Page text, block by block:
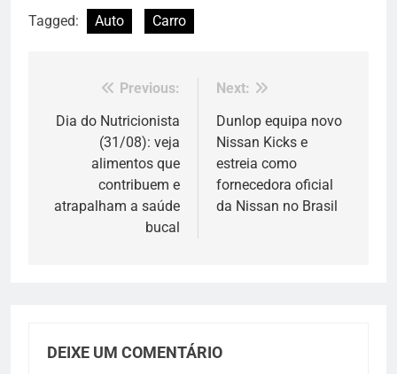
Tagged: Auto Carro
Navegação
de
Previous:
Dia do Nutricionista
(31/08): veja
alimentos que
contribuem e
atrapalham a saúde
bucal
Next:
Dunlop equipa novo
Nissan Kicks e
estreia como
fornecedora oficial
da Nissan no Brasil
DEIXE UM COMENTÁRIO